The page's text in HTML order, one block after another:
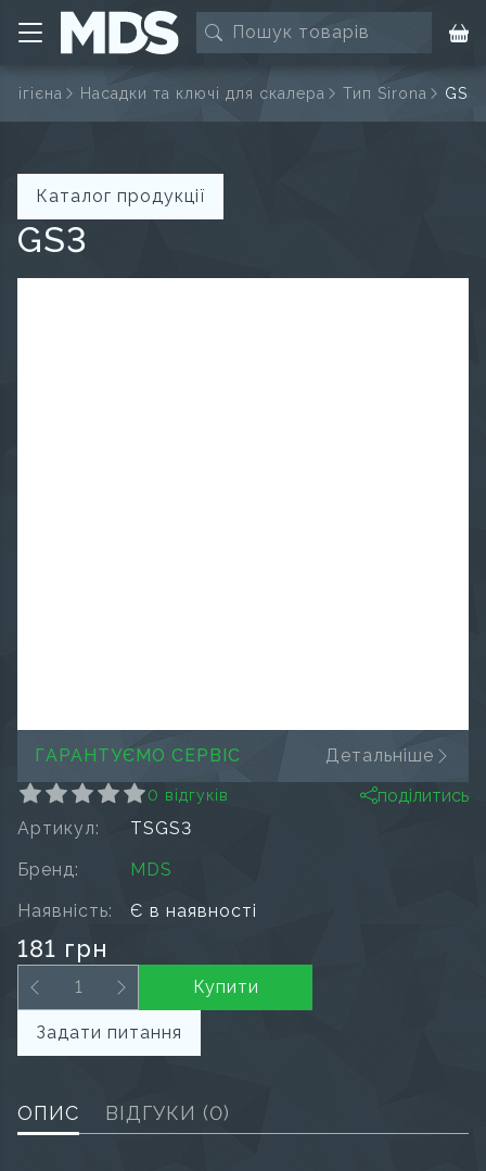
Гігієна Насадки та ключі для скалера Тип Sirona GS3
Каталог продукції
GS3
ГАРАНТУЄМО СЕРВІС Детальніше
0 відгуків
поділитись
Артикул:
TSGS3
Бренд:
MDS
Наявність:
Є в наявності
181 грн
Купити
Задати питання
ОПИС ВІДГУКИ (0)